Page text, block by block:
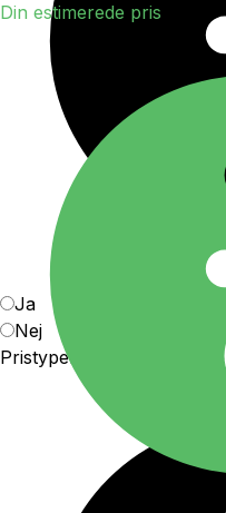
Ja
Nej
PristypeForstå pristyperne
Din estimerede pris